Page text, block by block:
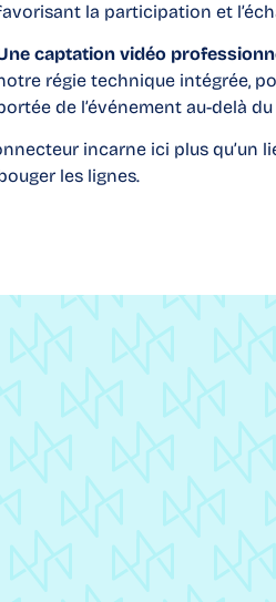
la participation et
captation vidéo
régie technique intégrée,
de l’événement au-delà du
incarne ici plus qu’un
les lignes.